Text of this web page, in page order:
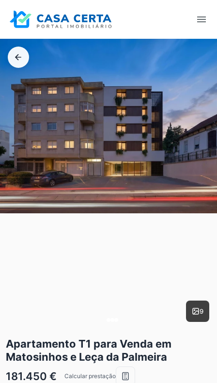
9
Apartamento T1 para Venda em
Matosinhos e Leça da Palmeira
181.450 €
Calcular prestação